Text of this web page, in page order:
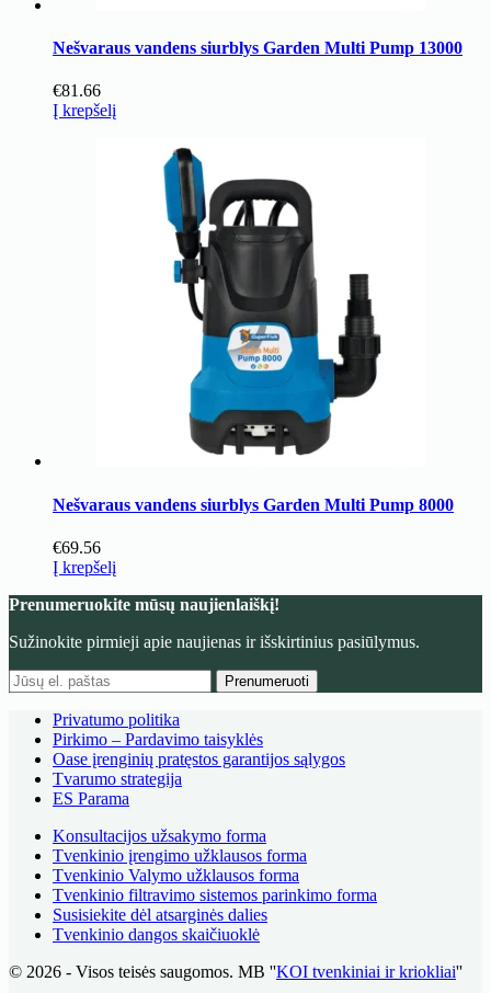
Nešvaraus vandens siurblys Garden Multi Pump 13000
€81.66
Į krepšelį
Nešvaraus vandens siurblys Garden Multi Pump 8000
€69.56
Į krepšelį
Prenumeruokite mūsų naujienlaiškį!
Sužinokite pirmieji apie naujienas ir išskirtinius pasiūlymus.
Prenumeruoti
Privatumo politika
Pirkimo – Pardavimo taisyklės
Oase įrenginių pratęstos garantijos sąlygos
Tvarumo strategija
ES Parama
Konsultacijos užsakymo forma
Tvenkinio įrengimo užklausos forma
Tvenkinio Valymo užklausos forma
Tvenkinio filtravimo sistemos parinkimo forma
Susisiekite dėl atsarginės dalies
Tvenkinio dangos skaičiuoklė
© 2026 - Visos teisės saugomos. MB ''KOI tvenkiniai ir kriokliai''